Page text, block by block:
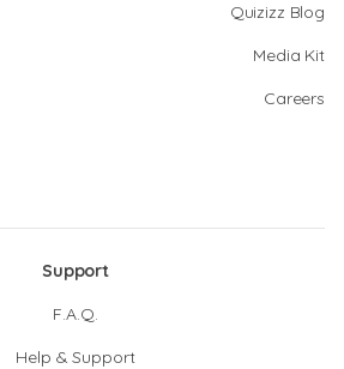
Quizizz Blog
Media Kit
Careers
Support
F.A.Q.
Help & Support